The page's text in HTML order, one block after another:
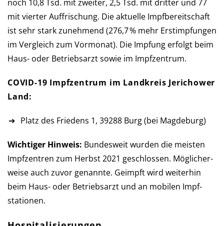
noch 10,8 Tsd. mit zwei­ter, 2,5 Tsd. mit drit­ter und 77
mit vier­ter Auf­frischung. Die aktu­elle Impf­be­reit­schaft
ist sehr stark zunehmend (276,7 % mehr Erst­imp­fun­gen
im Ver­gleich zum Vor­mo­nat). Die Imp­fung er­folgt beim
Haus- oder Betriebs­arzt so­wie im Impfzentrum.
COVID-19 Impfzentrum im Landkreis Jerichower
Land:
Platz des Friedens 1, 39288 Burg (bei Magdeburg)
Wichtiger Hinweis: Bundesweit wurden die meisten
Impf­zen­tren zum Herbst 2021 ge­schlos­sen. Mög­licher­
weise auch zu­vor ge­nannte. Ge­impft wird weiter­hin
beim Haus- oder Betriebs­arzt und an mobilen Impf­
stationen.